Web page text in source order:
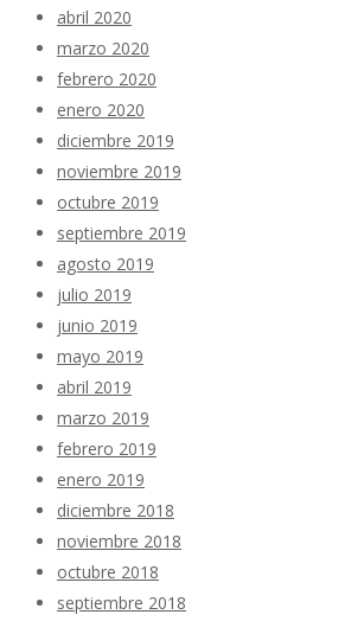
abril 2020
marzo 2020
febrero 2020
enero 2020
diciembre 2019
noviembre 2019
octubre 2019
septiembre 2019
agosto 2019
julio 2019
junio 2019
mayo 2019
abril 2019
marzo 2019
febrero 2019
enero 2019
diciembre 2018
noviembre 2018
octubre 2018
septiembre 2018